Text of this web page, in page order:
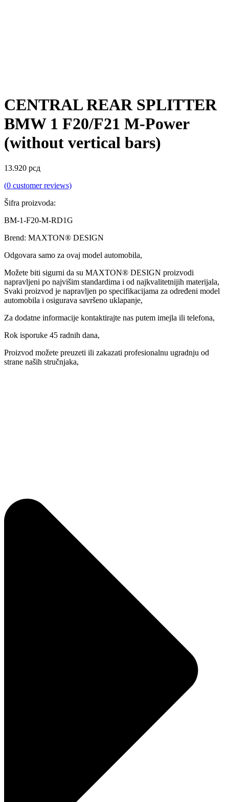
CENTRAL REAR SPLITTER
BMW 1 F20/F21 M-Power
(without vertical bars)
13.920 рсд
(0 customer reviews)
Šifra proizvoda:
BM-1-F20-M-RD1G
Brend: MAXTON® DESIGN
Odgovara samo za ovaj model automobila,
Možete biti sigurni da su MAXTON® DESIGN proizvodi
napravljeni po najvišim standardima i od najkvalitetnijih materijala,
Svaki proizvod je napravljen po specifikacijama za određeni model
automobila i osigurava savršeno uklapanje,
Za dodatne informacije kontaktirajte nas putem imejla ili telefona,
Rok isporuke 45 radnih dana,
Proizvod možete preuzeti ili zakazati profesionalnu ugradnju od
strane naših stručnjaka,